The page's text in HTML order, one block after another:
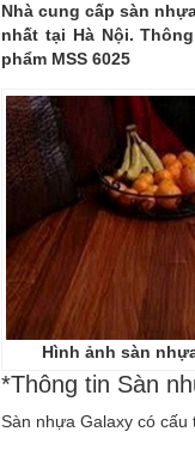
Nhà cung cấp sàn
nhất tại Hà Nội.
phẩm MSS 6025
Hình ảnh sàn
*Thông tin Sàn
Sàn nhựa Galaxy có cấu